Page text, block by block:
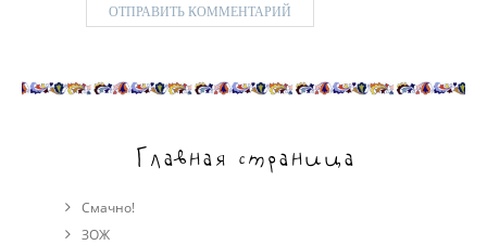
Главная страница
Смачно!
ЗОЖ